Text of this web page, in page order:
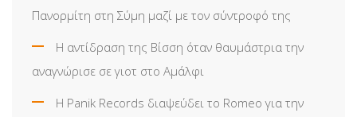
Πανορμίτη στη Σύμη μαζί με τον σύντροφό της
Η αντίδραση της Βίσση όταν θαυμάστρια την
αναγνώρισε σε γιοτ στο Αμάλφι
Η Panik Records διαψεύδει το Romeo για την